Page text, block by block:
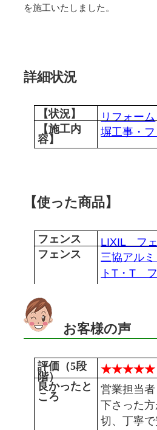
を施工いたしました。
詳細状況
【状況】
リフォーム
【施工内
容】
塀工事・
【使った商品】
フェンス
LIXIL フ
フェンス
三協アル
トT・T
お客様の声
評価（5段
階）
★★★★★
良かったと
ころ
営業担当
下さった
切、丁寧